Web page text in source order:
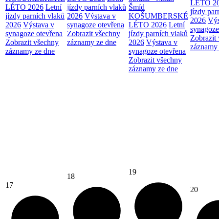
LÉTO 2026 Letní
jízdy parních vlaků
2026 Výstava v
synagoze otevřena
Zobrazit všechny
záznamy ze dne
jízdy parních vlaků
2026 Výstava v
synagoze otevřena
Zobrazit všechny
záznamy ze dne
Šmíd
KOŠUMBERSKÉ
LÉTO 2026 Letní
jízdy parních vlaků
2026 Výstava v
synagoze otevřena
Zobrazit všechny
záznamy ze dne
LÉTO
jízdy
2026
Zobrazit
17
18
19
20